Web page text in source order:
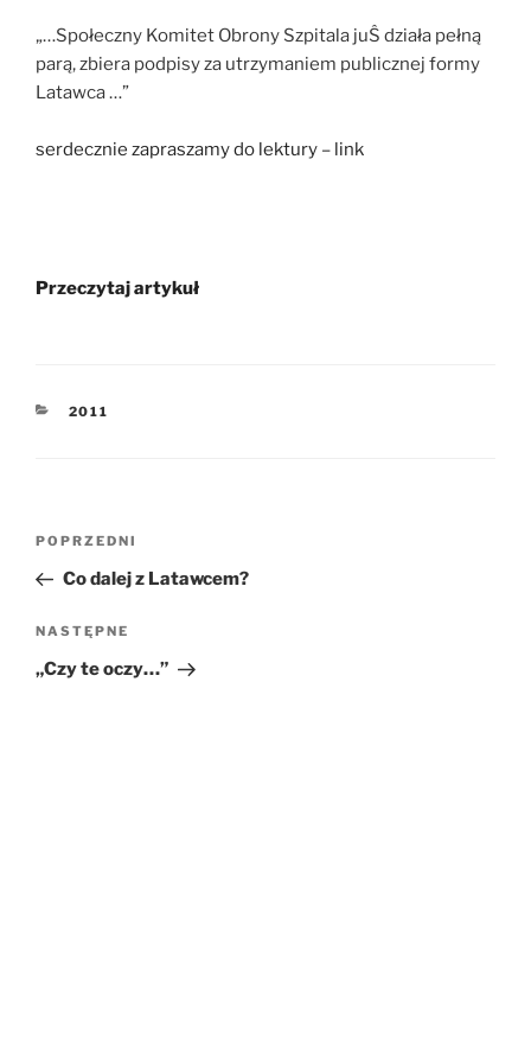
„…Społeczny Komitet Obrony Szpitala juŜ działa pełną
parą, zbiera podpisy za utrzymaniem publicznej formy
Latawca …”
serdecznie zapraszamy do lektury – link
Przeczytaj artykuł
KATEGORIE
2011
wpisu
Poprzedni
wpis
POPRZEDNI
Co dalej z Latawcem?
Następny
wpis
NASTĘPNE
„Czy te oczy…”